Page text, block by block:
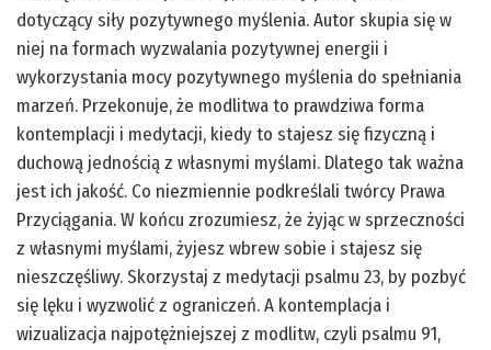
dotyczący siły pozytywnego myślenia. Autor skupia się w
niej na formach wyzwalania pozytywnej energii i
wykorzystania mocy pozytywnego myślenia do spełniania
marzeń. Przekonuje, że modlitwa to prawdziwa forma
kontemplacji i medytacji, kiedy to stajesz się fizyczną i
duchową jednością z własnymi myślami. Dlatego tak ważna
jest ich jakość. Co niezmiennie podkreślali twórcy Prawa
Przyciągania. W końcu zrozumiesz, że żyjąc w sprzeczności
z własnymi myślami, żyjesz wbrew sobie i stajesz się
nieszczęśliwy. Skorzystaj z medytacji psalmu 23, by pozbyć
się lęku i wyzwolić z ograniczeń. A kontemplacja i
wizualizacja najpotężniejszej z modlitw, czyli psalmu 91,